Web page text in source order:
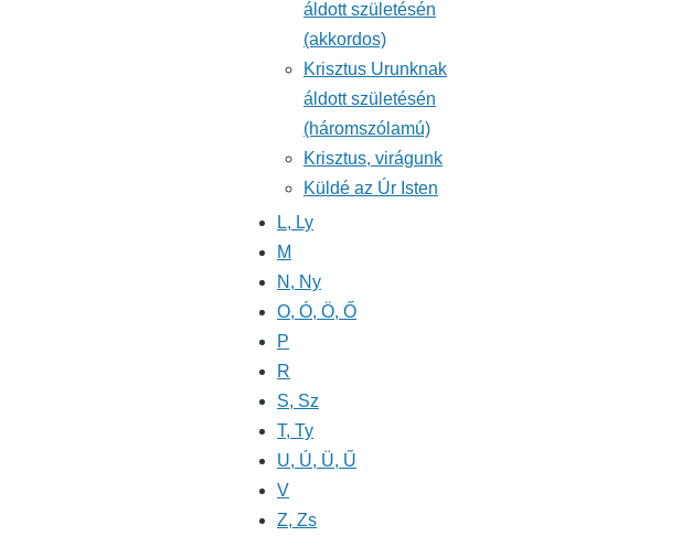
áldott születésén
(akkordos)
Krisztus Urunknak
áldott születésén
(háromszólamú)
Krisztus, virágunk
Küldé az Úr Isten
L, Ly
M
N, Ny
O, Ó, Ö, Ő
P
R
S, Sz
T, Ty
U, Ú, Ü, Ű
V
Z, Zs